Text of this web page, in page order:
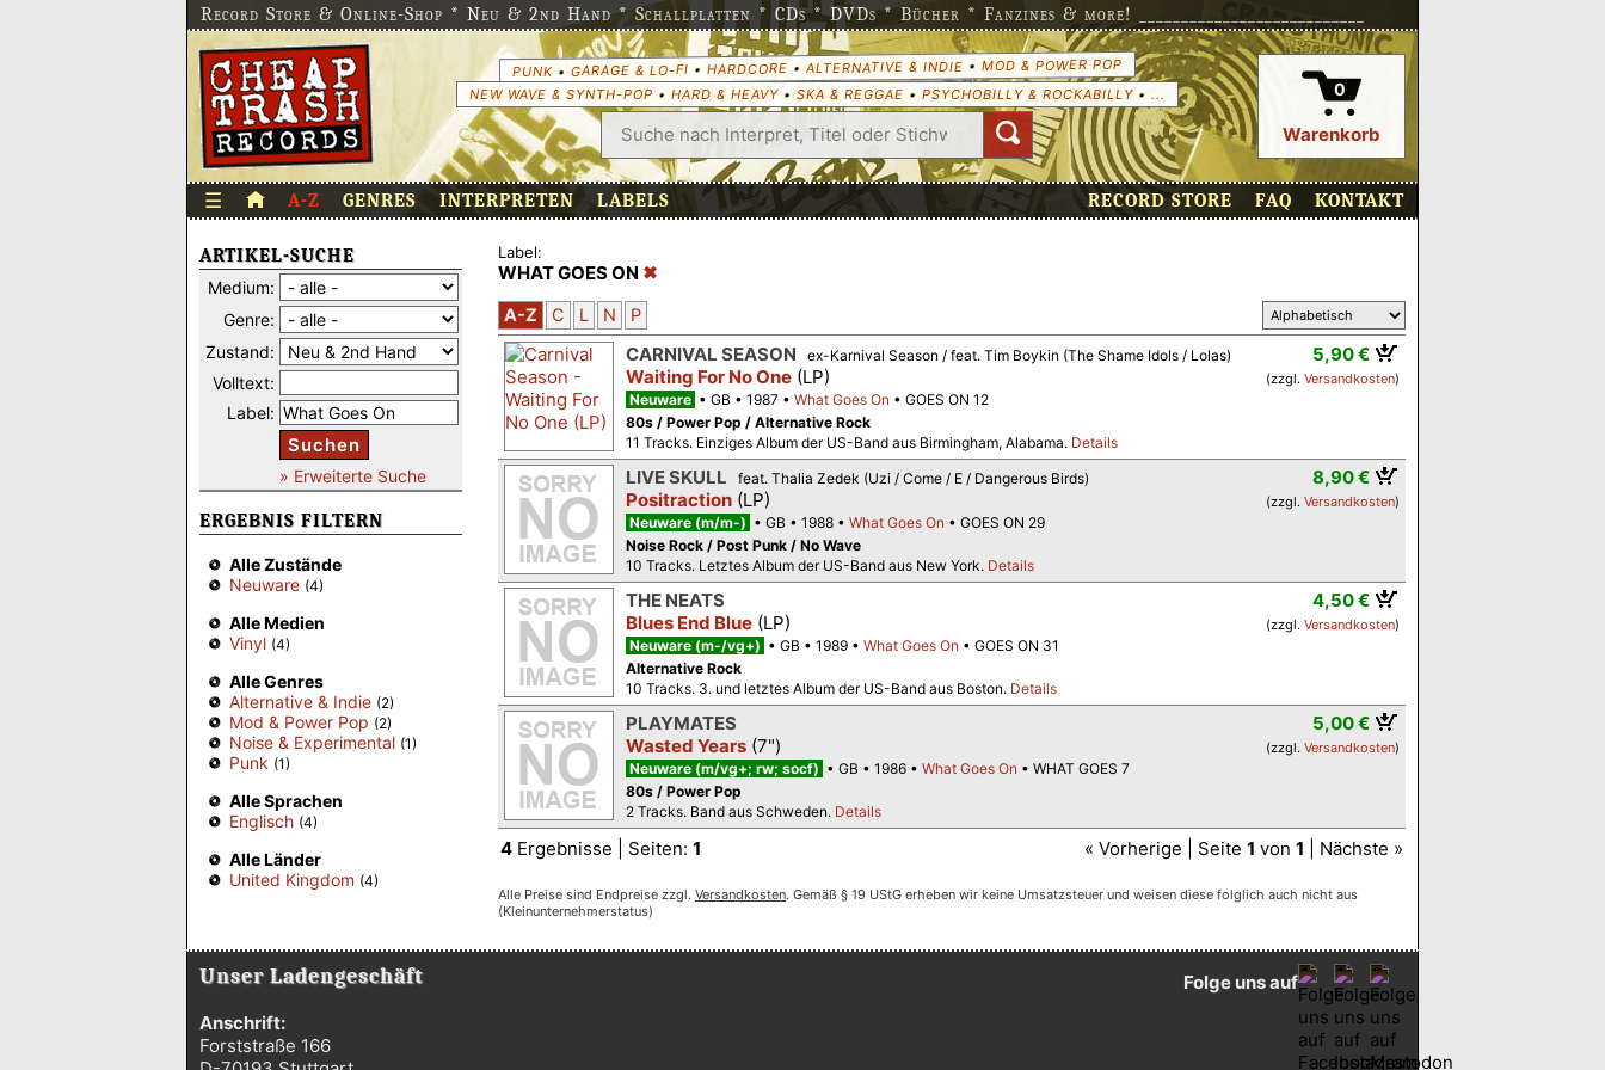
Record Store & Online-Shop * Neu & 2nd Hand * Schallplatten * CDs * DVDs * Bücher * Fanzines & more! ___________________________
PUNK• GARAGE & LO-FI • HARDCORE • ALTERNATIVE & INDIE • MOD & POWER POP
NEW WAVE & SYNTH-POP • HARD & HEAVY• SKA & REGGAE • PSYCHOBILLY & ROCKABILLY• ... 0
Warenkorb
☰ A-Z GENRES INTERPRETEN LABELS RECORD STORE FAQ KONTAKT
ARTIKEL-SUCHE
Medium:
Genre:
Zustand:
Volltext:
Label:
Suchen
» Erweiterte Suche
ERGEBNIS FILTERN
Alle Zustände
Neuware (4)
Alle Medien
Vinyl (4)
Alle Genres
Alternative & Indie (2)
Mod & Power Pop (2)
Noise & Experimental (1)
Punk (1)
Alle Sprachen
Englisch (4)
Alle Länder
United Kingdom (4)
Label:
WHAT GOES ON
A-Z C L N P
5,90 €
(zzgl. Versandkosten)
CARNIVAL SEASON ex-Karnival Season / feat. Tim Boykin (The Shame Idols / Lolas)
Waiting For No One (LP)
Neuware GB 1987 What Goes On
GOES ON 12
80s / Power Pop / Alternative Rock
11 Tracks. Einziges Album der US-Band aus Birmingham, Alabama. Details
8,90 €
(zzgl. Versandkosten)
LIVE SKULL feat. Thalia Zedek (Uzi / Come / E / Dangerous Birds)
Positraction (LP)
Neuware (m/m-) GB 1988 What Goes On
GOES ON 29
Noise Rock / Post Punk / No Wave
10 Tracks. Letztes Album der US-Band aus New York. Details
4,50 €
(zzgl. Versandkosten)
THE NEATS
Blues End Blue (LP)
Neuware (m-/vg+) GB 1989 What Goes On
GOES ON 31
Alternative Rock
10 Tracks. 3. und letztes Album der US-Band aus Boston. Details
5,00 €
(zzgl. Versandkosten)
PLAYMATES
Wasted Years (7")
Neuware (m/vg+; rw; socf) GB 1986 What Goes On
WHAT GOES 7
80s / Power Pop
2 Tracks. Band aus Schweden. Details
4 Ergebnisse | Seiten: 1 « Vorherige | Seite 1 von 1 | Nächste »
Alle Preise sind Endpreise zzgl. Versandkosten. Gemäß § 19 UStG erheben wir keine Umsatzsteuer und weisen diese folglich auch nicht aus
(Kleinunternehmerstatus)
Unser Ladengeschäft
Anschrift:
Forststraße 166
Folge uns auf